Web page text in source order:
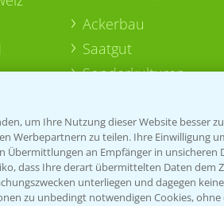
Ackerbau
Saatgut
Sonderkulturen
um Ihre Nutzung dieser Website besser
Werbepartnern zu teilen. Ihre Einwilligung
Übermittlungen an Empfänger in unsicheren
dass Ihre derart übermittelten Daten dem
unterliegen und dagegen
zu unbedingt notwendigen Cookies,